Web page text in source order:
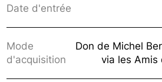
Date d'entrée
Mode
d'acquisition
Don de Michel
via les Amis